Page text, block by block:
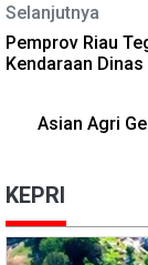
Selanjutnya
Pemprov Riau
Kendaraan
Asian Agri
KEPRI